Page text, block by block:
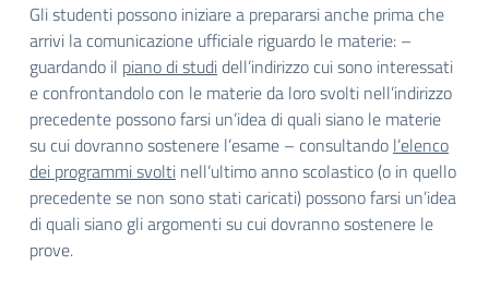
Gli studenti possono iniziare a prepararsi anche prima che
arrivi la comunicazione ufficiale riguardo le materie: –
guardando il piano di studidell’indirizzo cui sono interessati
e confrontandolo con le materie da loro svolti nell’indirizzo
precedente possono farsi un’idea di quali siano le materie
su cui dovranno sostenere l’esame – consultando l’elenco
dei programmi svolti nell’ultimo anno scolastico (o in quello
precedente se non sono stati caricati) possono farsi un’idea
di quali siano gli argomenti su cui dovranno sostenere le
prove.